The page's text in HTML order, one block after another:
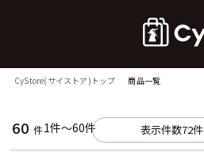
CyStore(サイストア)トップ 商品一覧
60 件1件～60件 表示件数72件